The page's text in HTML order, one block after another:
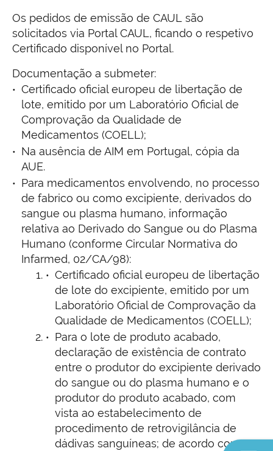
Os pedidos de emissão de CAUL são
solicitados via Portal CAUL, ficando o respetivo
Certificado disponível no Portal.
Documentação a submeter:
Certificado oficial europeu de libertação de
lote, emitido por um Laboratório Oficial de
Comprovação da Qualidade de
Medicamentos (COELL);
Na ausência de AIM em Portugal, cópia da
AUE.
Para medicamentos envolvendo, no processo
de fabrico ou como excipiente, derivados do
sangue ou plasma humano, informação
relativa ao Derivado do Sangue ou do Plasma
Humano (conforme Circular Normativa do
Infarmed, 02/CA/98):
Certificado oficial europeu de libertação
de lote do excipiente, emitido por um
Laboratório Oficial de Comprovação da
Qualidade de Medicamentos (COELL);
Para o lote de produto acabado,
declaração de existência de contrato
entre o produtor do excipiente derivado
do sangue ou do plasma humano e o
produtor do produto acabado, com
vista ao estabelecimento de
procedimento de retrovigilância de
dádivas sanguíneas; de acordo com